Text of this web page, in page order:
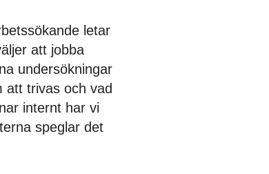
letar
att jobba
undersökningar
att trivas och vad
internt har vi
speglar det